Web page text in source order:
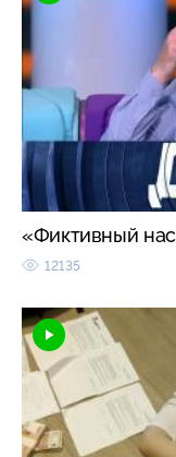
«Фиктивный
12135